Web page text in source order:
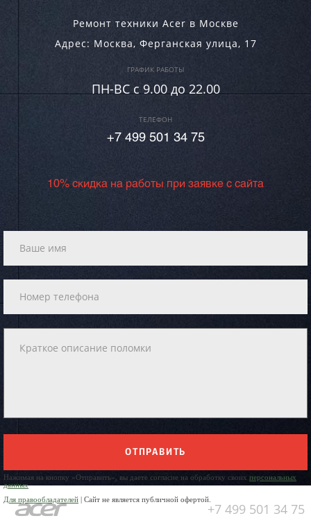
Ремонт техники Acer в Москве
Адрес: Москва, Ферганская улица, 17
ГРАФИК РАБОТЫ
ПН-ВC c 9.00 до 22.00
ТЕЛЕФОН
+7 499 501 34 75
10% скидка на работы при заявке с сайта
ОТПРАВИТЬ
Нажимая на кнопку «Отправить», вы даете согласие на обработку своих персональных
данных
Для правообладателей | Сайт не является публичной офертой.
+7 499 501 34 75